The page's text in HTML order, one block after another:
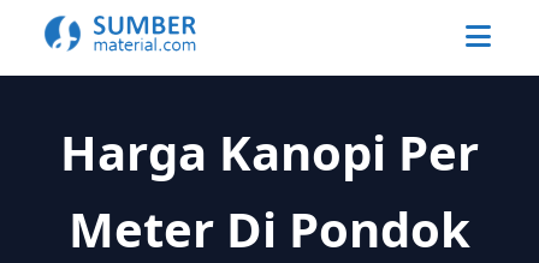
Harga Kanopi Per
Meter Di Pondok